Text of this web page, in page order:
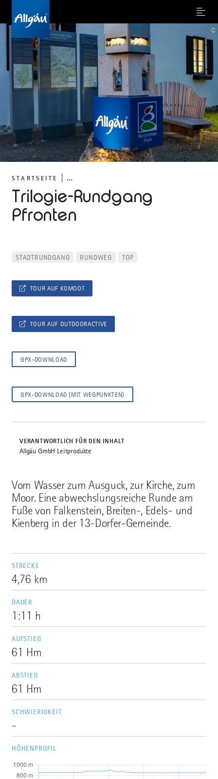
Menu
STARTSEITE ...
Trilogie-Rundgang
Pfronten
©
Vom Wasser zum Ausguck, zur Kirche, zum
Moor. Eine abwechslungsreiche Runde am
Fuße von Falkenstein, Breiten-, Edels- und
Kienberg in der 13-Dorfer-Gemeinde.
STRECKE
4,76 km
DAUER
1:11 h
AUFSTIEG
61 Hm
ABSTIEG
61 Hm
SCHWIERIGKEIT
-
HÖHENPROFIL
STADTRUNDGANG RUNDWEG TOP
TOUR AUF KOMOOT
TOUR AUF OUTDOORACTIVE
GPX-DOWNLOAD
GPX-DOWNLOAD (MIT WEGPUNKTEN)
VERANTWORTLICH FÜR DEN INHALT
Allgäu GmbH Leitprodukte